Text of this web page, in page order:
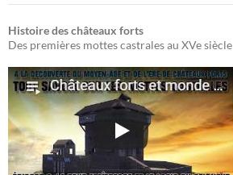
Histoire des châteaux forts
Des premières mottes castrales au XVe siècle